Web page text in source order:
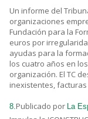
Un informe del
organizaciones
Fundación para la
euros por
ayudas para la
los cuatro años en
organización. El TC
inexistentes,
8.Publicado por La